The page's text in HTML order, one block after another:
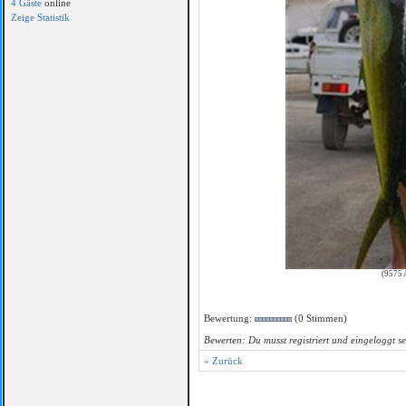
4 Gäste online
Zeige Statistik
(9575
Bewertung:
(0 Stimmen)
Bewerten: Du musst registriert und eingeloggt
« Zurück